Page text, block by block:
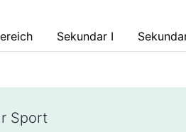
Sekundar I
Sport